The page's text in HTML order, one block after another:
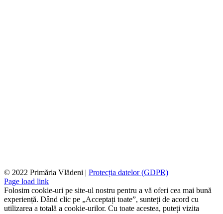
© 2022 Primăria Vlădeni | Protecția datelor (GDPR)
Page load link
Folosim cookie-uri pe site-ul nostru pentru a vă oferi cea mai bună
experiență. Dând clic pe „Acceptați toate”, sunteți de acord cu
utilizarea a totală a cookie-urilor. Cu toate acestea, puteți vizita